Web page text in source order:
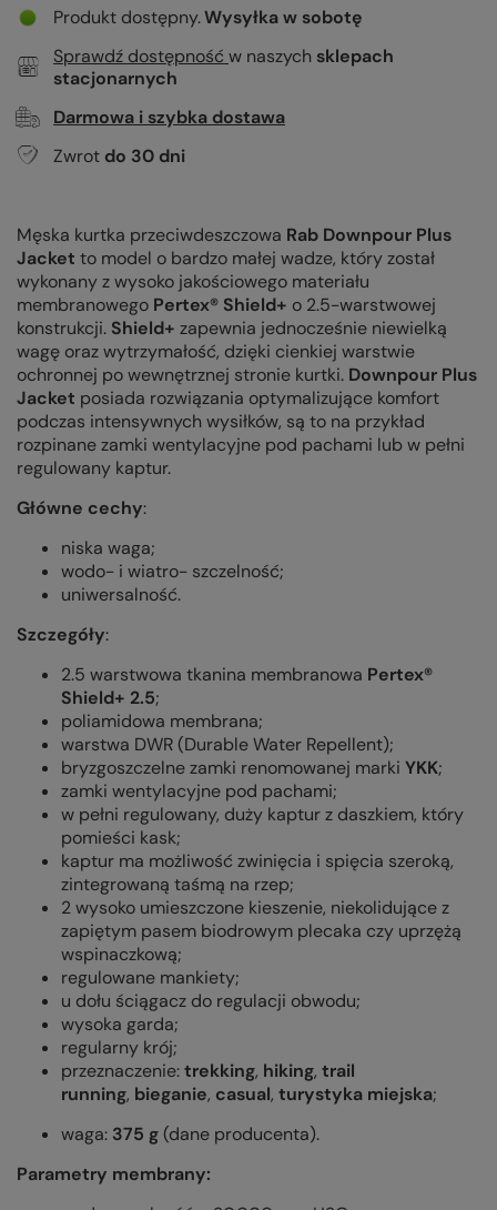
Produkt dostępny Wysyłkaw sobotę
Sprawdź dostępność w naszych sklepach
stacjonarnych
Darmowa i szybka dostawa
Zwrot do 30 dni
Męska kurtka przeciwdeszczowa Rab Downpour Plus
Jacket to model o bardzo małej wadze, który został
wykonany z wysoko jakościowego materiału
membranowego Pertex® Shield+ o 2.5-warstwowej
konstrukcji. Shield+ zapewnia jednocześnie niewielką
wagę oraz wytrzymałość, dzięki cienkiej warstwie
ochronnej po wewnętrznej stronie kurtki. Downpour Plus
Jacket posiada rozwiązania optymalizujące komfort
podczas intensywnych wysiłków, są to na przykład
rozpinane zamki wentylacyjne pod pachami lub w pełni
regulowany kaptur.
Główne cechy:
niska waga;
wodo- i wiatro- szczelność;
uniwersalność.
Szczegóły:
2.5 warstwowa tkanina membranowa Pertex®
Shield+ 2.5;
poliamidowa membrana;
warstwa DWR (Durable Water Repellent);
bryzgoszczelne zamki renomowanej marki YKK;
zamki wentylacyjne pod pachami;
w pełni regulowany, duży kaptur z daszkiem, który
pomieści kask;
kaptur ma możliwość zwinięcia i spięcia szeroką,
zintegrowaną taśmą na rzep;
2 wysoko umieszczone kieszenie, niekolidujące z
zapiętym pasem biodrowym plecaka czy uprzężą
wspinaczkową;
regulowane mankiety;
u dołu ściągacz do regulacji obwodu;
wysoka garda;
regularny krój;
przeznaczenie:trekking, hiking, trail
running, bieganie, casual, turystyka miejska;
waga: 375 g(dane producenta).
Parametry membrany: